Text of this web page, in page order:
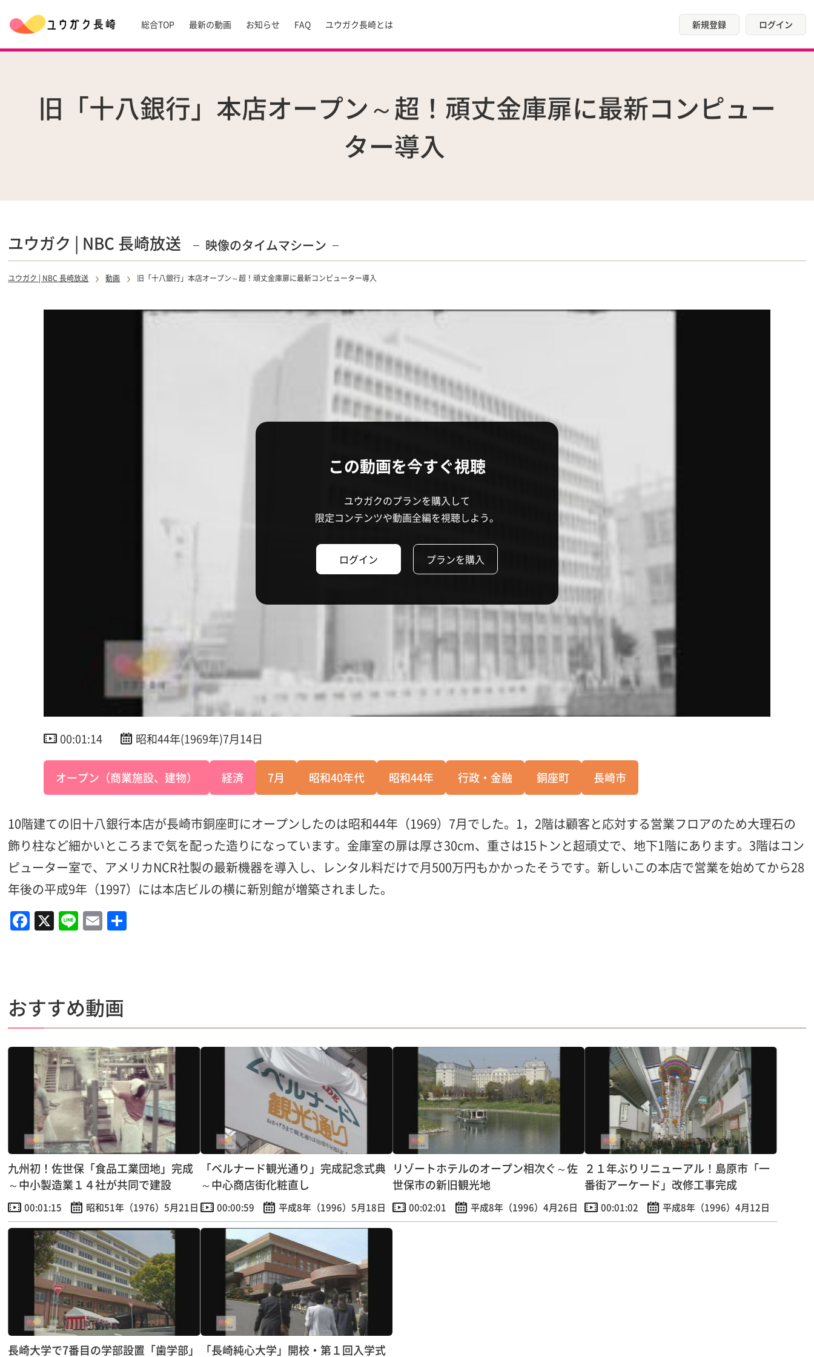
総合TOP 最新の動画 お知らせ FAQ ユウガク長崎とは 新規登録 ログイン
旧「十八銀行」本店オープン～超！頑丈金庫扉に最新コンピュー
ター導入
ユウガク | NBC 長崎放送 映像のタイムマシーン
ユウガク | NBC 長崎放送 動画 旧「十八銀行」本店オープン～超！頑丈金庫扉に最新コンピューター導入
この動画を今すぐ視聴
ユウガクのプランを購入して
限定コンテンツや動画全編を視聴しよう。
ログイン プランを購入
00:01:14 昭和44年(1969年)7月14日
オープン（商業施設、建物） 経済 7月 昭和40年代 昭和44年 行政・金融 銅座町 長崎市
10階建ての旧十八銀行本店が長崎市銅座町にオープンしたのは昭和44年（1969）7月でした。1，2階は顧客と応対する営業フロアのため大理石の
飾り柱など細かいところまで気を配った造りになっています。金庫室の扉は厚さ30cm、重さは15トンと超頑丈で、地下1階にあります。3階はコン
ピューター室で、アメリカNCR社製の最新機器を導入し、レンタル料だけで月500万円もかかったそうです。新しいこの本店で営業を始めてから28
年後の平成9年（1997）には本店ビルの横に新別館が増築されました。
F
a
b
o
o
k
X Li
n
E
m
おすすめ動画
九州初！佐世保「食品工業団地」完成
～中小製造業１４社が共同で建設
00:01:15 昭和51年（1976）5月21日
「ベルナード観光通り」完成記念式典
～中心商店街化粧直し
00:00:59 平成8年（1996）5月18日
リゾートホテルのオープン相次ぐ～佐
世保市の新旧観光地
00:02:01 平成8年（1996）4月26日
２１年ぶりリニューアル！島原市「一
番街アーケード」改修工事完成
00:01:02 平成8年（1996）4月12日
長崎大学で7番目の学部設置「歯学部」 「長崎純心大学」開校・第１回入学式